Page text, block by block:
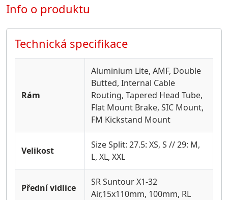
Info o produktu
Technická specifikace
Rám
Aluminium Lite, AMF, Double
Butted, Internal Cable
Routing, Tapered Head Tube,
Flat Mount Brake, SIC Mount,
FM Kickstand Mount
Velikost
Size Split: 27.5: XS, S // 29: M,
L, XL, XXL
Přední vidlice
SR Suntour X1-32
Air,15x110mm, 100mm, RL